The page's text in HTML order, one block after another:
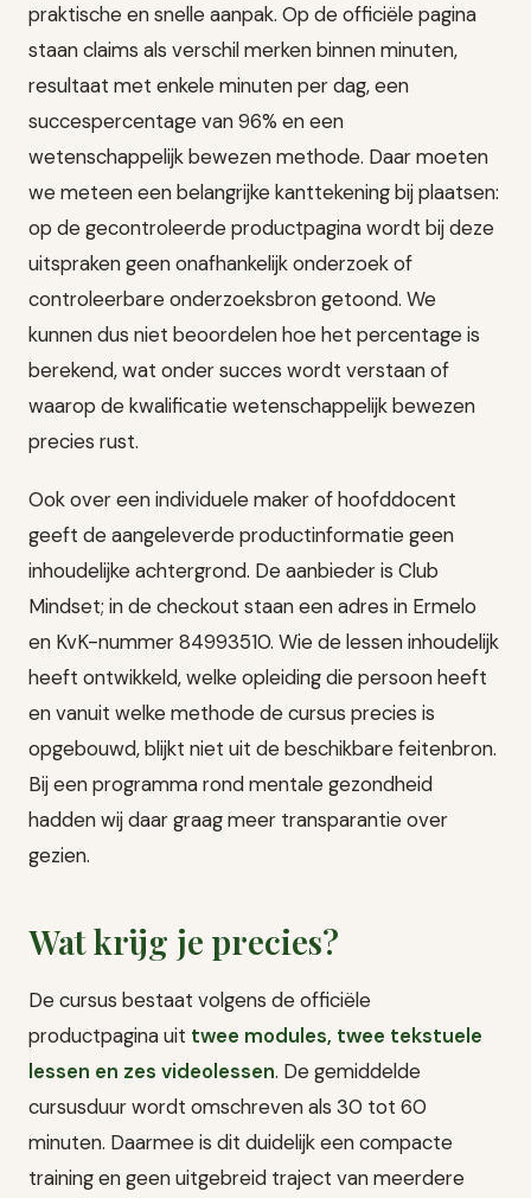
praktische en snelle aanpak. Op de officiële pagina
staan claims als verschil merken binnen minuten,
resultaat met enkele minuten per dag, een
succespercentage van 96% en een
wetenschappelijk bewezen methode. Daar moeten
we meteen een belangrijke kanttekening bij plaatsen:
op de gecontroleerde productpagina wordt bij deze
uitspraken geen onafhankelijk onderzoek of
controleerbare onderzoeksbron getoond. We
kunnen dus niet beoordelen hoe het percentage is
berekend, wat onder succes wordt verstaan of
waarop de kwalificatie wetenschappelijk bewezen
precies rust.
Ook over een individuele maker of hoofddocent
geeft de aangeleverde productinformatie geen
inhoudelijke achtergrond. De aanbieder is Club
Mindset; in de checkout staan een adres in Ermelo
en KvK-nummer 84993510. Wie de lessen inhoudelijk
heeft ontwikkeld, welke opleiding die persoon heeft
en vanuit welke methode de cursus precies is
opgebouwd, blijkt niet uit de beschikbare feitenbron.
Bij een programma rond mentale gezondheid
hadden wij daar graag meer transparantie over
gezien.
Wat krijg je precies?
De cursus bestaat volgens de officiële
productpagina uit twee modules, twee tekstuele
lessen en zes videolessen. De gemiddelde
cursusduur wordt omschreven als 30 tot 60
minuten. Daarmee is dit duidelijk een compacte
training en geen uitgebreid traject van meerdere